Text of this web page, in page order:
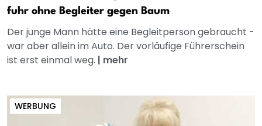
fuhr ohne Begleiter gegen Baum
Der junge Mann hätte eine Begleitperson gebraucht -
war aber allein im Auto. Der vorläufige Führerschein
ist erst einmal weg. | mehr
WERBUNG